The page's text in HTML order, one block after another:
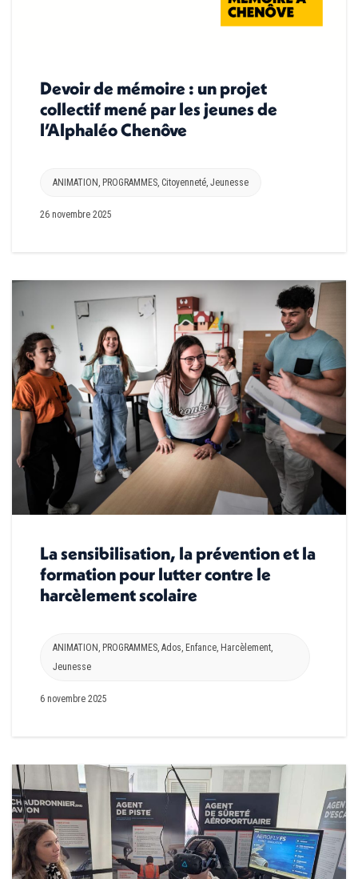
Devoir de mémoire : un projet
collectif mené par les jeunes de
l’Alphaléo Chenôve
ANIMATION , PROGRAMMES, Citoyenneté, Jeunesse
26 novembre 2025
La sensibilisation, la prévention et la
formation pour lutter contre le
harcèlement scolaire
ANIMATION, PROGRAMMES, Ados, Enfance, Harcèlement,
Jeunesse
6 novembre 2025